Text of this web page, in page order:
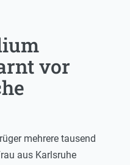
vor
mehrere tausend
aus Karlsruhe